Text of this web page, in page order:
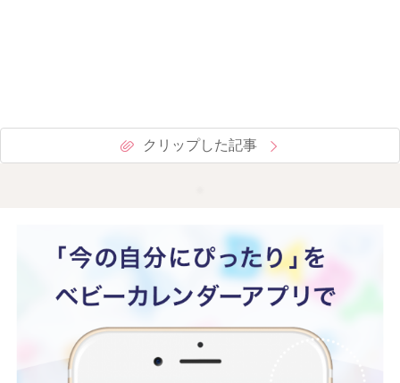
クリップした記事